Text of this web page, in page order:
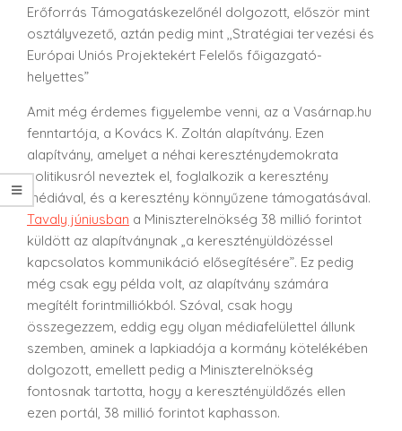
Erőforrás Támogatáskezelőnél dolgozott, először mint
osztályvezető, aztán pedig mint ,,Stratégiai tervezési és
Európai Uniós Projektekért Felelős főigazgató-
helyettes”
Amit még érdemes figyelembe venni, az a Vasárnap.hu
fenntartója, a Kovács K. Zoltán alapítvány. Ezen
alapítvány, amelyet a néhai kereszténydemokrata
politikusról neveztek el, foglalkozik a keresztény
médiával, és a keresztény könnyűzene támogatásával.
Tavaly júniusban a Miniszterelnökség 38 millió forintot
küldött az alapítványnak „a keresztényüldözéssel
kapcsolatos kommunikáció elősegítésére”. Ez pedig
még csak egy példa volt, az alapítvány számára
megítélt forintmilliókból. Szóval, csak hogy
összegezzem, eddig egy olyan médiafelülettel állunk
szemben, aminek a lapkiadója a kormány kötelékében
dolgozott, emellett pedig a Miniszterelnökség
fontosnak tartotta, hogy a keresztényüldőzés ellen
ezen portál, 38 millió forintot kaphasson.